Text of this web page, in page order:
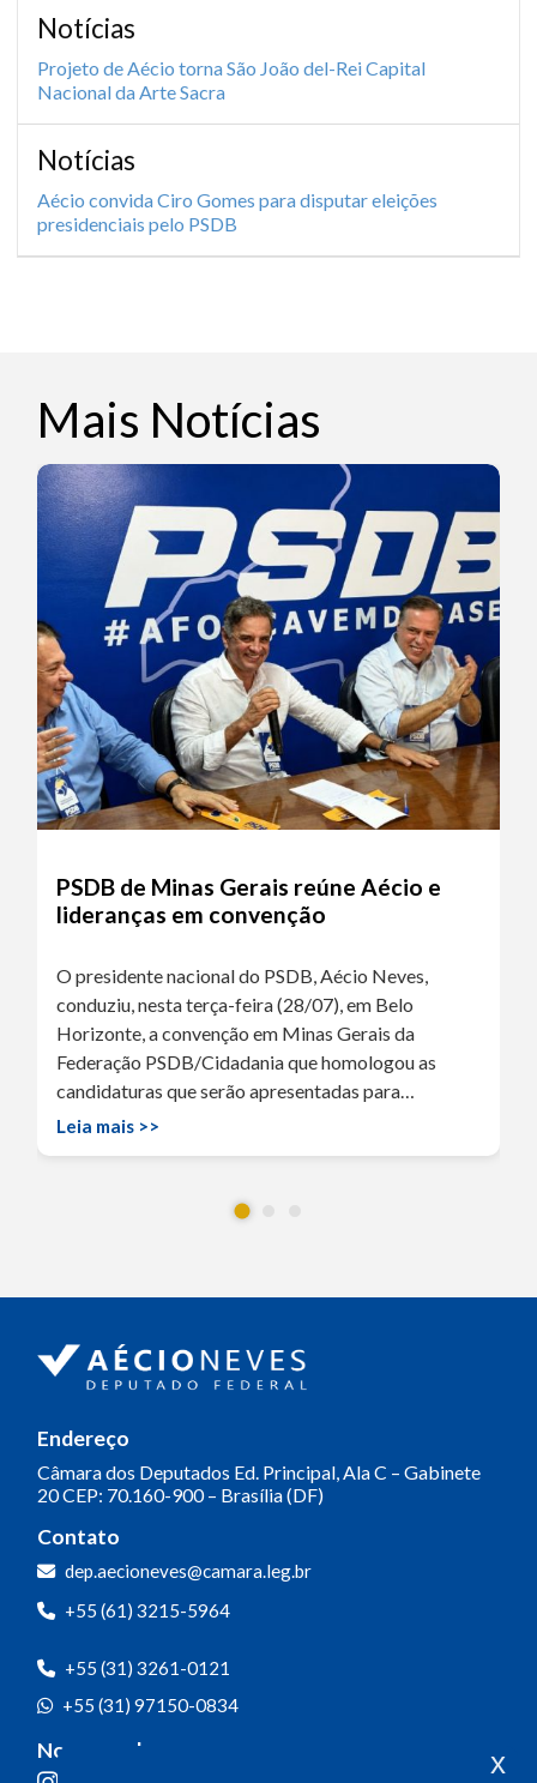
Notícias
Projeto de Aécio torna São João del-Rei Capital
Nacional da Arte Sacra
Notícias
Aécio convida Ciro Gomes para disputar eleições
presidenciais pelo PSDB
Mais Notícias
PSDB de Minas Gerais reúne Aécio e
lideranças em convenção
O presidente nacional do PSDB, Aécio Neves,
conduziu, nesta terça-feira (28/07), em Belo
Horizonte, a convenção em Minas Gerais da
Federação PSDB/Cidadania que homologou as
candidaturas que serão apresentadas para…
Leia mais >>
Endereço
Câmara dos Deputados Ed. Principal, Ala C – Gabinete
20CEP: 70.160-900 – Brasília (DF)
Contato
dep.aecioneves@camara.leg.br
+55 (61) 3215-5964
+55 (31) 3261-0121
+55 (31) 97150-0834
Nossas redes x